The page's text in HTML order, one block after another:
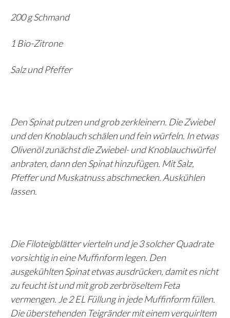
200 g Schmand
1 Bio-Zitrone
Salz und Pfeffer
Den Spinat putzen und grob zerkleinern. Die Zwiebel
und den Knoblauch schälen und fein würfeln. In etwas
Olivenöl zunächst die Zwiebel- und Knoblauchwürfel
anbraten, dann den Spinat hinzufügen. Mit Salz,
Pfeffer und Muskatnuss abschmecken. Auskühlen
lassen.
Die Filoteigblätter vierteln und je 3 solcher Quadrate
vorsichtig in eine Muffinform legen. Den
ausgekühlten Spinat etwas ausdrücken, damit es nicht
zu feucht ist und mit grob zerbröseltem Feta
vermengen. Je 2 EL Füllung in jede Muffinform füllen.
Die überstehenden Teigränder mit einem verquirltem